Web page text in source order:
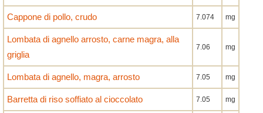
Cappone di pollo, crudo 7.074 mg
Lombata di agnello arrosto, carne magra, alla
griglia
7.06 mg
Lombata di agnello, magra, arrosto 7.05 mg
Barretta di riso soffiato al cioccolato 7.05 mg